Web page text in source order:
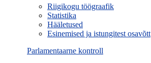
Riigikogu töögraafik
Statistika
Hääletused
Esinemised ja istungitest osavõtt
Parlamentaarne kontroll